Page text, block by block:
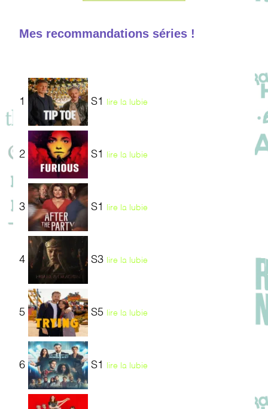
Mes recommandations séries !
1 S1 lire la lubie
2 S1 lire la lubie
3 S1 lire la lubie
4 S3 lire la lubie
5 S5 lire la lubie
6 S1 lire la lubie